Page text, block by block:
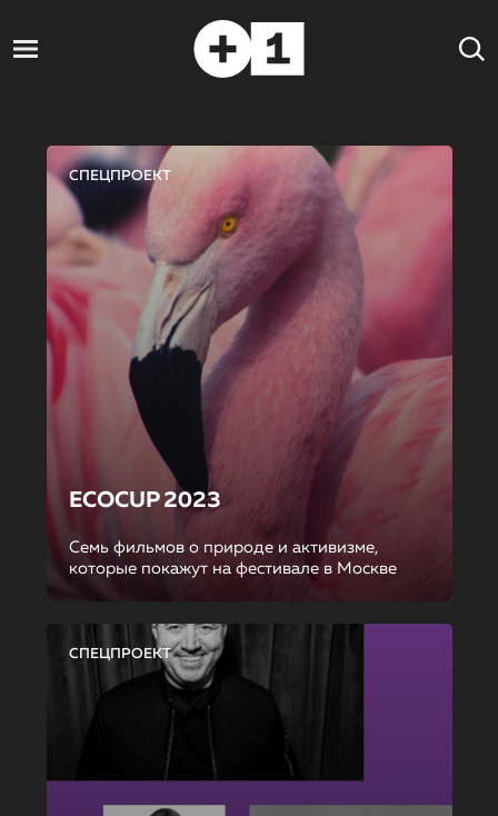
СПЕЦПРОЕКТ
ECOCUP 2023
Семь фильмов о природе и активизме,
которые покажут на фестивале в Москве
СПЕЦПРОЕКТ